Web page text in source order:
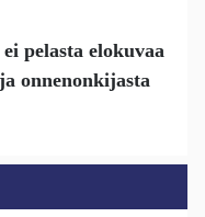
pelasta elokuvaa
onnenonkijasta